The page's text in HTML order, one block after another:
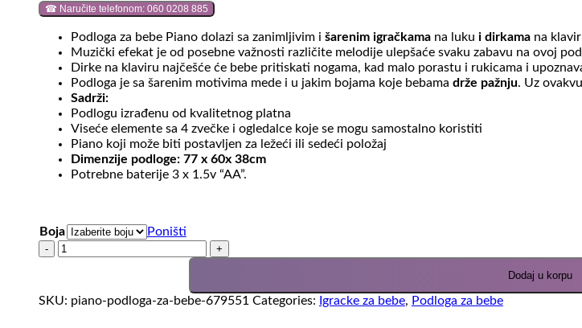
was:
is:
☎ Naručite telefonom: 060 0208 885
Podloga za bebe Piano dolazi sa zanimljivim i šarenim igračkamana luku i dirkama na
Muzički efekat je od posebne važnosti različite melodije ulepšaće svaku zabavu na ovoj
Dirke na klaviru najčešće će bebe pritiskati nogama, kad malo porastu i rukicama i
Podloga je sa šarenim motivima mede i u jakim bojama koje bebama drže pažnju. Uz
Sadrži:
Podlogu izrađenu od kvalitetnog platna
Viseće elemente sa 4 zvečke i ogledalce koje se mogu samostalno koristiti
Piano koji može biti postavljen za ležeći ili sedeći položaj
Dimenzije podloge: 77 x 60x 38cm
Potrebne baterije 3 x 1.5v “AA”.
Boja
Poništi
Piano
bebe
516408
Dodaj u korpu
SKU: piano-podloga-za-bebe-679551 Categories: Igracke za bebe, Podloga za bebe